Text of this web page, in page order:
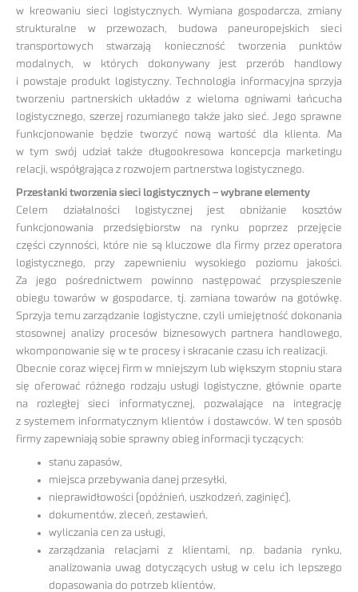
w kreowaniu sieci logistycznych. Wymiana gospodarcza, zmiany
strukturalne w przewozach, budowa paneuropejskich sieci
transportowych stwarzają konieczność tworzenia punktów
modalnych, w których dokonywany jest przerób handlowy
i powstaje produkt logistyczny. Technologia informacyjna sprzyja
tworzeniu partnerskich układów z wieloma ogniwami łańcucha
logistycznego, szerzej rozumianego także jako sieć. Jego sprawne
funkcjonowanie będzie tworzyć nową wartość dla klienta. Ma
w tym swój udział także długookresowa koncepcja marketingu
relacji, współgrająca z rozwojem partnerstwa logistycznego.
Przesłanki tworzenia sieci logistycznych – wybrane elementy
Celem działalności logistycznej jest obniżanie kosztów
funkcjonowania przedsiębiorstw na rynku poprzez przejęcie
części czynności, które nie są kluczowe dla firmy przez operatora
logistycznego, przy zapewnieniu wysokiego poziomu jakości.
Za jego pośrednictwem powinno następować przyspieszenie
obiegu towarów w gospodarce, tj. zamiana towarów na gotówkę.
Sprzyja temu zarządzanie logistyczne, czyli umiejętność dokonania
stosownej analizy procesów biznesowych partnera handlowego,
wkomponowanie się w te procesy i skracanie czasu ich realizacji.
Obecnie coraz więcej firm w mniejszym lub większym stopniu stara
się oferować różnego rodzaju usługi logistyczne, głównie oparte
na rozległej sieci informatycznej, pozwalające na integrację
z systemem informatycznym klientów i dostawców. W ten sposób
firmy zapewniają sobie sprawny obieg informacji tyczących:
stanu zapasów,
miejsca przebywania danej przesyłki,
nieprawidłowości (opóźnień, uszkodzeń, zaginięć),
dokumentów, zleceń, zestawień,
wyliczania cen za usługi,
zarządzania relacjami z klientami, np. badania rynku,
analizowania uwag dotyczących usług w celu ich lepszego
dopasowania do potrzeb klientów,